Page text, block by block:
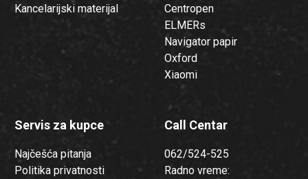
Kancelarijski materijal
Centropen
ELMERs
Navigator papir
Oxford
Xiaomi
Servis za kupce
Najčešća pitanja
Politika privatnosti
Call Centar
062/524-525
Radno vreme: